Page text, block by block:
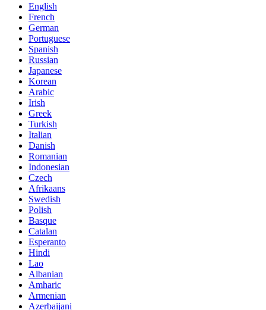
English
French
German
Portuguese
Spanish
Russian
Japanese
Korean
Arabic
Irish
Greek
Turkish
Italian
Danish
Romanian
Indonesian
Czech
Afrikaans
Swedish
Polish
Basque
Catalan
Esperanto
Hindi
Lao
Albanian
Amharic
Armenian
Azerbaijani